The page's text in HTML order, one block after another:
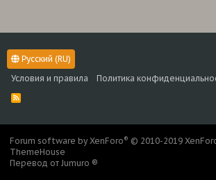
Русский (RU)
Условия и правила
Политика
R
S
Forum software by XenForo® © 2010-2019
ThemeHouse
Перевод от Jumuro ®